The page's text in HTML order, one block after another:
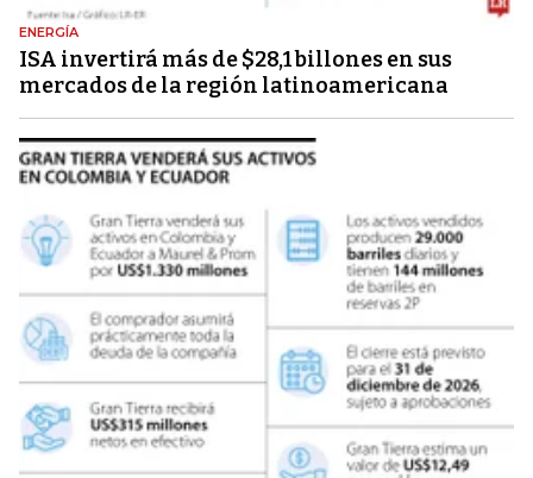
ENERGÍA
ISA invertirá más de $28,1 billones en sus
mercados de la región latinoamericana